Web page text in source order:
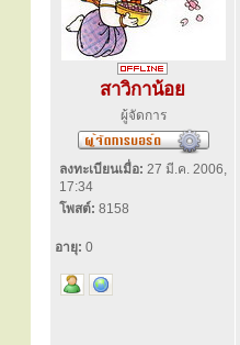
สาวิกาน้อย
ผู้จัดการ
ลงทะเบียนเมื่อ: 27 มี.ค. 2006,
17:34
โพสต์: 8158
อายุ: 0